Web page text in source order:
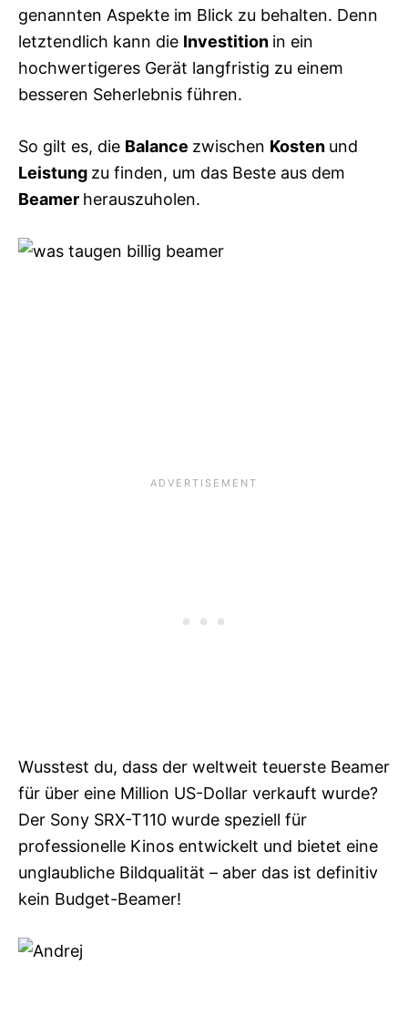
genannten Aspekte im Blick zu behalten. Denn
letztendlich kann die Investition in ein
hochwertigeres Gerät langfristig zu einem
besseren Seherlebnis führen.
So gilt es, die Balance zwischen Kosten und
Leistung zu finden, um das Beste aus dem
Beamer herauszuholen.
Wusstest du, dass der weltweit teuerste Beamer
für über eine Million US-Dollar verkauft wurde?
Der Sony SRX-T110 wurde speziell für
professionelle Kinos entwickelt und bietet eine
unglaubliche Bildqualität – aber das ist definitiv
kein Budget-Beamer!